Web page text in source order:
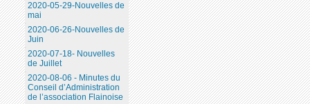
2020-05-29-Nouvelles de
mai
2020-06-26-Nouvelles de
Juin
2020-07-18- Nouvelles
de Juillet
2020-08-06 - Minutes du
Conseil d’Administration
de l’association Flainoise